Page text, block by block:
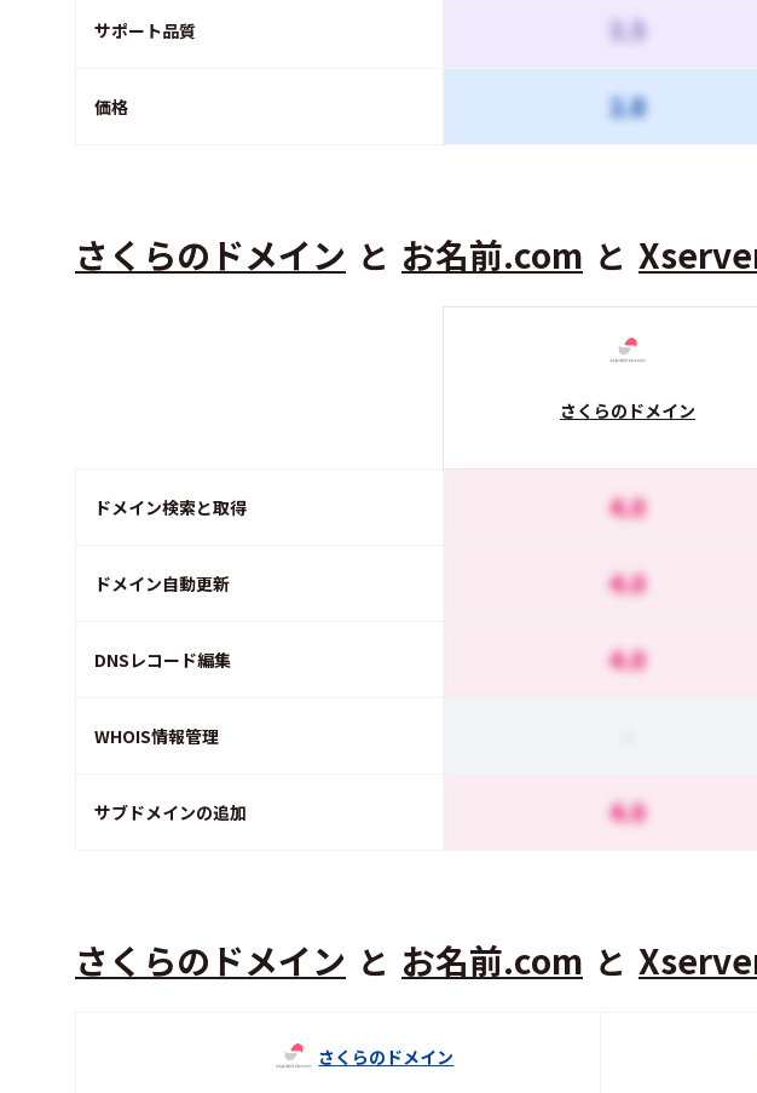
サポート品質 3.5
価格 2.8
さくらのドメイン と お名前.com と
さくらのドメイン
ドメイン検索と取得 4.0
ドメイン自動更新 4.0
DNSレコード編集 4.0
WHOIS情報管理
サブドメインの追加 4.0
さくらのドメイン と お名前.com と
さくらのドメイン